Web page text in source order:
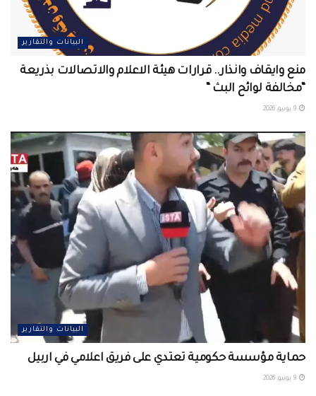
البيانات والتقارير
منع وايقاف وانذار.. قرارات هيئة الاعلام والاتصالات بذريعة
“مخالفة لوائح البث “
البيانات والتقارير
حماية مؤسسة حكومية تعتدي على فريق اعلامي في اربيل ‏